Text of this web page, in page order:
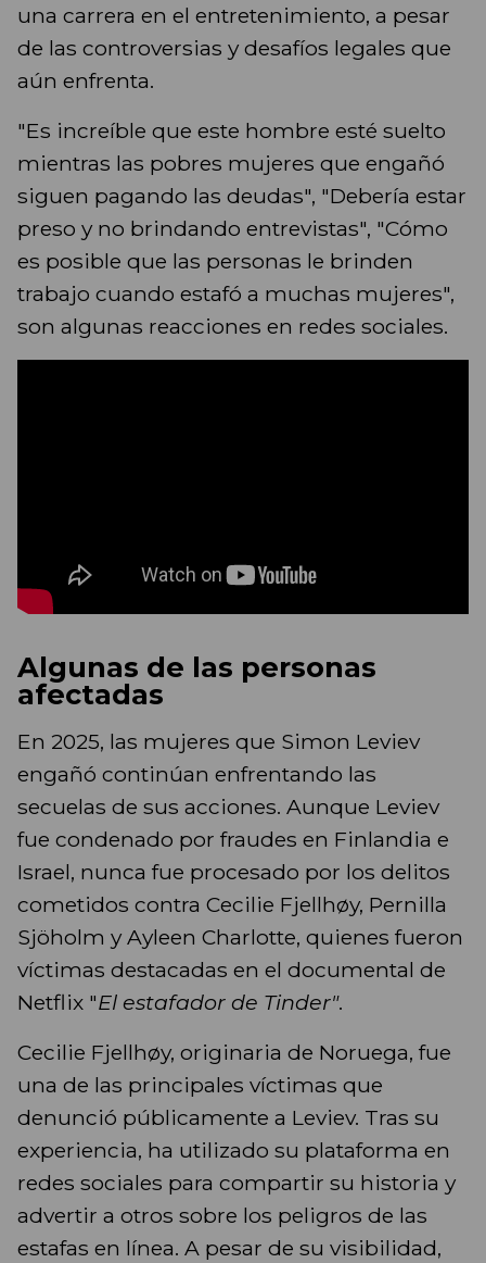
una carrera en el entretenimiento, a pesar
de las controversias y desafíos legales que
aún enfrenta.
"Es increíble que este hombre esté suelto
mientras las pobres mujeres que engañó
siguen pagando las deudas", "Debería estar
preso y no brindando entrevistas", "Cómo
es posible que las personas le brinden
trabajo cuando estafó a muchas mujeres",
son algunas reacciones en redes sociales.
Algunas de las personas
afectadas
En 2025, las mujeres que Simon Leviev
engañó continúan enfrentando las
secuelas de sus acciones. Aunque Leviev
fue condenado por fraudes en Finlandia e
Israel, nunca fue procesado por los delitos
cometidos contra Cecilie Fjellhøy, Pernilla
Sjöholm y Ayleen Charlotte, quienes fueron
víctimas destacadas en el documental de
Netflix "El estafador de Tinder".
Cecilie Fjellhøy, originaria de Noruega, fue
una de las principales víctimas que
denunció públicamente a Leviev. Tras su
experiencia, ha utilizado su plataforma en
redes sociales para compartir su historia y
advertir a otros sobre los peligros de las
estafas en línea. A pesar de su visibilidad,